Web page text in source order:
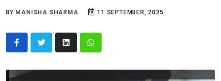
BY MANISHA SHARMA 11 SEPTEMBER, 2025